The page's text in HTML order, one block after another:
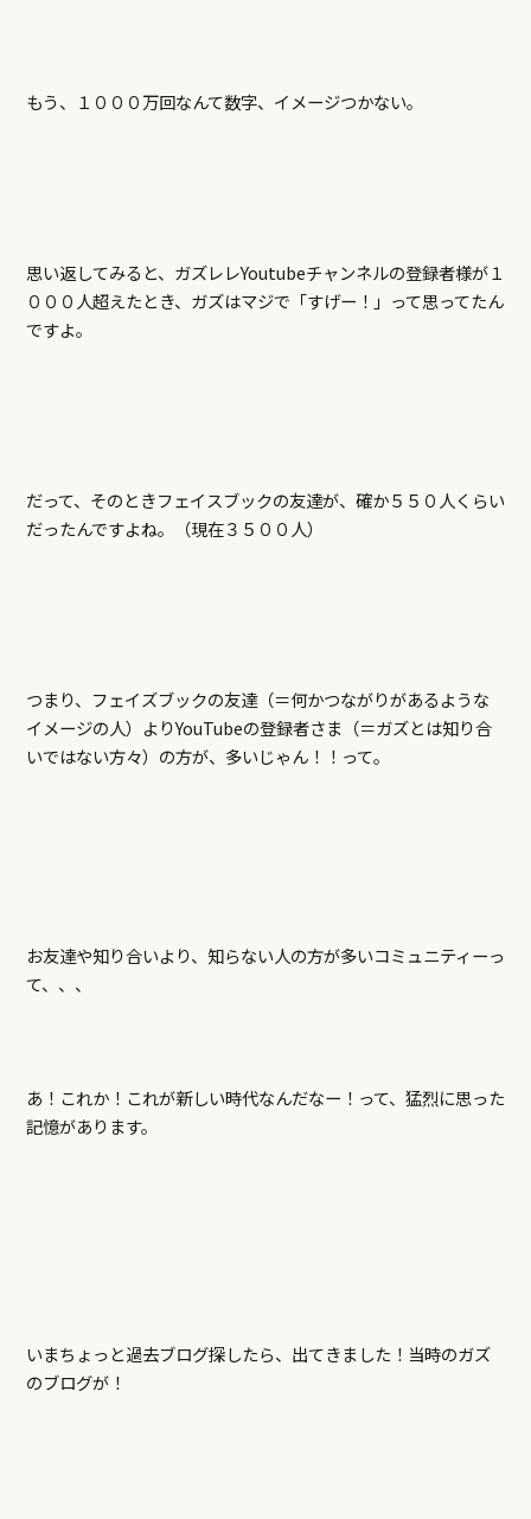
もう、１０００万回なんて数字、イメージつかない。
思い返してみると、ガズレレYoutubeチャンネルの登録者様が１
０００人超えたとき、ガズはマジで「すげー！」って思ってたん
ですよ。
だって、そのときフェイスブックの友達が、確か５５０人くらい
だったんですよね。（現在３５００人）
つまり、フェイズブックの友達（＝何かつながりがあるような
イメージの人）よりYouTubeの登録者さま（＝ガズとは知り合
いではない方々）の方が、多いじゃん！！って。
お友達や知り合いより、知らない人の方が多いコミュニティーっ
て、、、
あ！これか！これが新しい時代なんだなー！って、猛烈に思った
記憶があります。
いまちょっと過去ブログ探したら、出てきました！当時のガズ
のブログが！